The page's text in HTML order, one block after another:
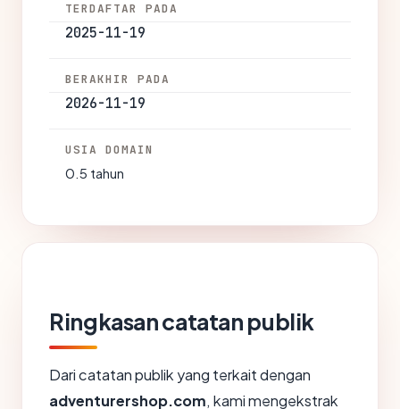
TERDAFTAR PADA
2025-11-19
BERAKHIR PADA
2026-11-19
USIA DOMAIN
0.5 tahun
Ringkasan catatan publik
Dari catatan publik yang terkait dengan
adventurershop.com, kami mengekstrak